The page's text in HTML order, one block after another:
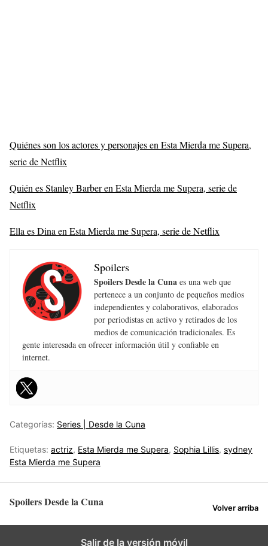
Quiénes son los actores y personajes en Esta Mierda me Supera,
serie de Netflix
Quién es Stanley Barber en Esta Mierda me Supera, serie de
Netflix
Ella es Dina en Esta Mierda me Supera, serie de Netflix
Spoilers
Spoilers Desde la Cuna es una web que
pertenece a un conjunto de pequeños medios
independientes y colaborativos, elaborados
por periodistas en activo y retirados de los
medios de comunicación tradicionales. Es
gente interesada en ofrecer información útil y confiable en
internet.
Categorías: Series | Desde la Cuna
Etiquetas: actriz, Esta Mierda me Supera, Sophia Lillis, sydney
Esta Mierda me Supera
Spoilers Desde la Cuna Volver arriba
Salir de la versión móvil